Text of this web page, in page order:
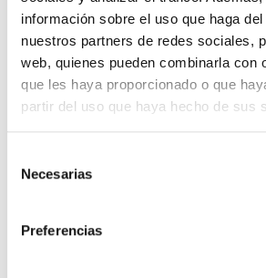
información sobre el uso que haga
nuestros partners de redes sociales,
web, quienes pueden combinarla con
que les haya proporcionado o que
partir del uso que haya hecho de sus
Necesarias
Preferencias
Nous n'avons pas à
élégant et conscient. Nos
sont conçus avec un faible
que vous soyez les deux.